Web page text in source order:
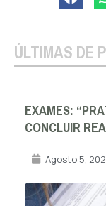
ÚLTIMAS DE
EXAMES:
CONCLUIR
Agosto 5,